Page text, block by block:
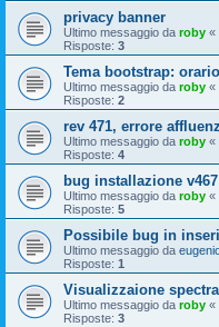
privacy banner
Ultimo messaggio da roby «
Risposte: 3
Tema bootstrap:
Ultimo messaggio da roby «
Risposte: 2
rev 471, errore
Ultimo messaggio da roby «
Risposte: 4
bug installazione v467
Ultimo messaggio da roby «
Risposte: 5
Possibile bug in
Ultimo messaggio da
Risposte: 1
Visualizzaione
Ultimo messaggio da roby «
Risposte: 3